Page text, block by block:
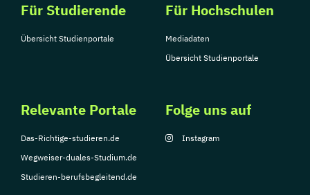
Für Studierende
Übersicht Studienportale
Für Hochschulen
Mediadaten
Übersicht Studienportale
Relevante Portale
Das-Richtige-studieren.de
Wegweiser-duales-Studium.de
Studieren-berufsbegleitend.de
Folge uns auf
Instagram